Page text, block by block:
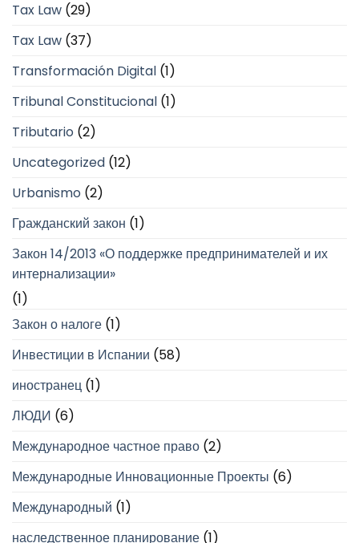
Tax Law (29)
Tax Law (37)
Transformación Digital (1)
Tribunal Constitucional (1)
Tributario (2)
Uncategorized (12)
Urbanismo (2)
Гражданский закон (1)
Закон 14/2013 «О поддержке предпринимателей и их
интернализации»
(1)
Закон о налоге (1)
Инвестиции в Испании (58)
иностранец (1)
ЛЮДИ (6)
Международное частное право (2)
Международные Инновационные Проекты (6)
Международный (1)
наследственное планирование (1)